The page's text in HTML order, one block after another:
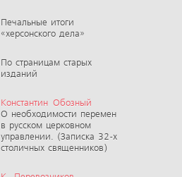
Печальные итоги
«херсонского дела»
По страницам старых
изданий
Константин Обозный
О необходимости перемен
в русском церковном
управлении. (Записка 32-х
столичных священников)